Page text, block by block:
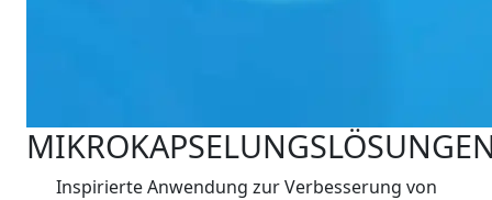
Inspirierte Anwendung zur Verbesserung von